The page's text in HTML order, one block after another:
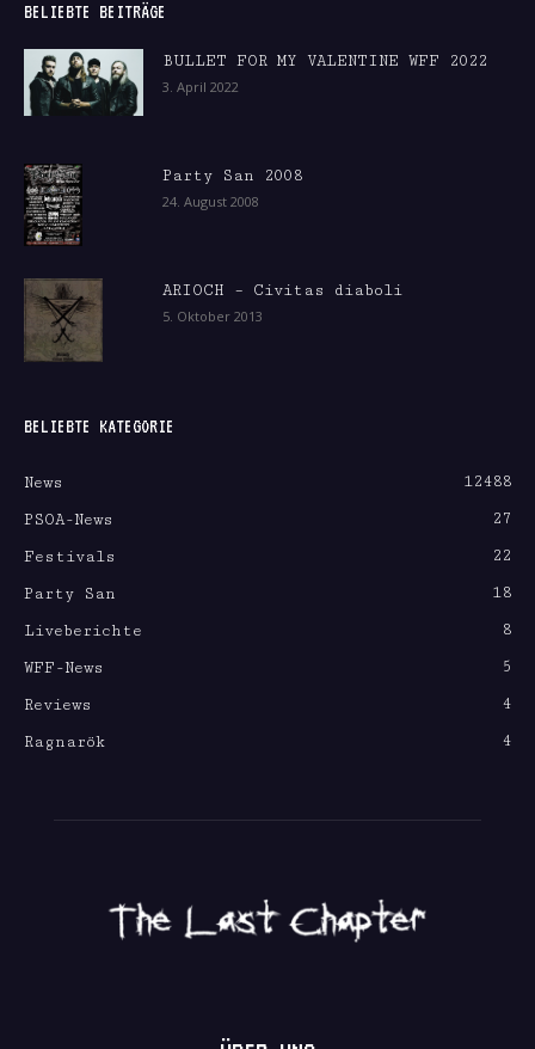
BELIEBTE BEITRÄGE
BULLET FOR MY VALENTINE WFF 2022
3. April 2022
Party San 2008
24. August 2008
ARIOCH – Civitas diaboli
5. Oktober 2013
BELIEBTE KATEGORIE
News
12488
PSOA-News
27
Festivals
22
Party San
18
Liveberichte
8
WFF-News
5
Reviews
4
Ragnarök
4